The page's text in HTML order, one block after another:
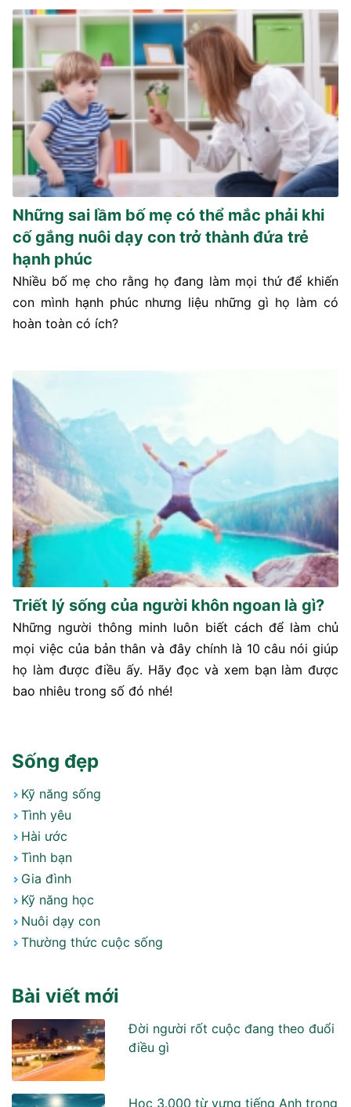
Những sai lầm bố mẹ có thể mắc phải khi
cố gắng nuôi dạy con trở thành đứa trẻ
hạnh phúc
Nhiều bố mẹ cho rằng họ đang làm mọi thứ để khiến
con mình hạnh phúc nhưng liệu những gì họ làm có
hoàn toàn có ích?
Triết lý sống của người khôn ngoan là gì?
Những người thông minh luôn biết cách để làm chủ
mọi việc của bản thân và đây chính là 10 câu nói giúp
họ làm được điều ấy. Hãy đọc và xem bạn làm được
bao nhiêu trong số đó nhé!
Sống đẹp
Kỹ năng sống
Tình yêu
Hài ước
Tình bạn
Gia đình
Kỹ năng học
Nuôi dạy con
Thường thức cuộc sống
Bài viết mới
Đời người rốt cuộc đang theo đuổi
điều gì
Học 3.000 từ vựng tiếng Anh trong